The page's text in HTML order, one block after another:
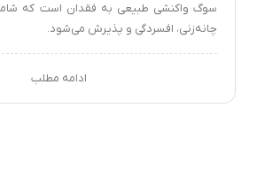
سوگ واکنشی طبیعی به فقدان است که شامل
چانه‌زنی، افسردگی و پذیرش می‌شود.
ادامه مطلب